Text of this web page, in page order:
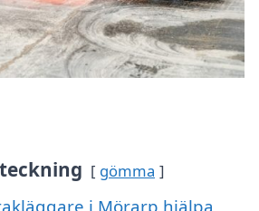
gömma
i Mörarp hjälpa